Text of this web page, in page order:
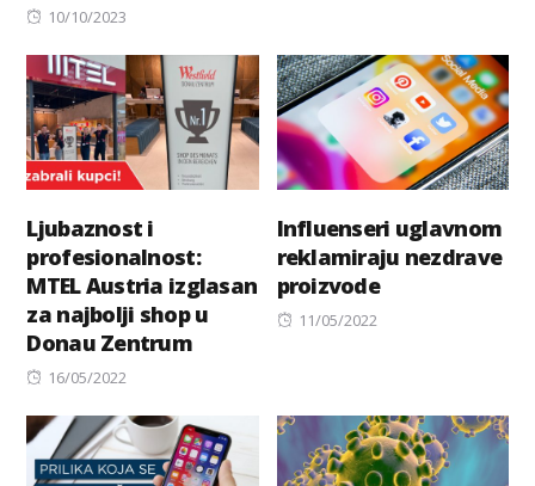
Posted
10/10/2023
Ljubaznost i
profesionalnost:
MTEL Austria izglasan
za najbolji shop u
Donau Zentrum
Posted
16/05/2022
Influenseri uglavnom
reklamiraju nezdrave
proizvode
Posted
11/05/2022